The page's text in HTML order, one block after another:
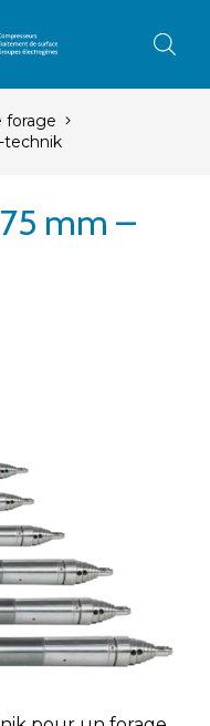
forage
technik
mm –